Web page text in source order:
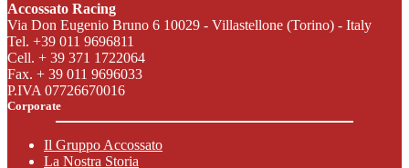
Accossato Racing
Via Don Eugenio Bruno 6 10029 - Villastellone (Torino) - Italy
Tel. +39 011 9696811
Cell. + 39 371 1722064
Fax. + 39 011 9696033
P.IVA 07726670016
Corporate
Il Gruppo Accossato
La Nostra Storia